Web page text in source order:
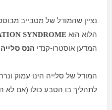
הלוא הוא SYNDROME
המדען אוסטרו-קנדי הנס סלייה
המודל של סלייה הינו עמוק
לתהליך בו הטבע כולו (אם לא